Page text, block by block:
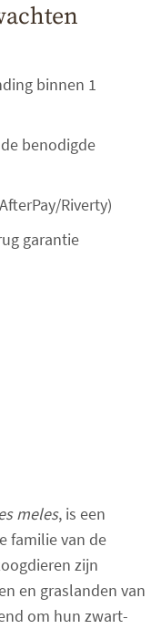
binnen 1
benodigde
Riverty)
garantie
meles, is een
familie van de
zijn
en graslanden van
om hun zwart-